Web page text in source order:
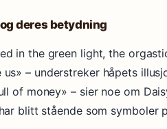
deres betydning
in the green light, the
– understreker håpets
of money» – sier noe om
blitt stående som symboler